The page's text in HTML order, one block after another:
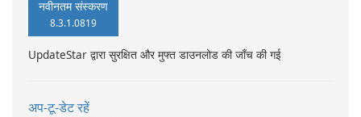
नवीनतम संस्करण
8.3.1.0819
UpdateStar द्वारा सुरक्षित और मुफ्त डाउनलोड की जाँच की गई
अप-टू-डेट रहें